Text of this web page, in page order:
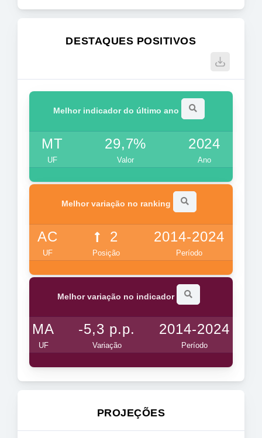
DESTAQUES POSITIVOS
Melhor indicador do último ano
MT
UF
29,7%
Valor
2024
Ano
Melhor variação no ranking
AC
UF
2
Posição
2014-2024
Período
Melhor variação no indicador
MA
UF
-5,3 p.p.
Variação
2014-2024
Período
PROJEÇÕES